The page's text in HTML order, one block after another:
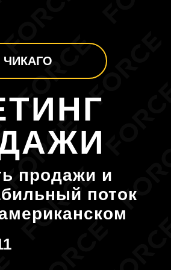
продажи и
поток
ЧИКАГО